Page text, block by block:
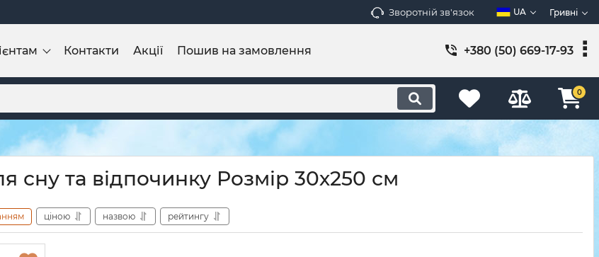
Зворотній зв'язок UA Гривні
Контакти Акції Пошив на замовлення +380 (50) 669-17-93
0
сну та відпочинку Розмір 30х250 см
ціною назвою рейтингу